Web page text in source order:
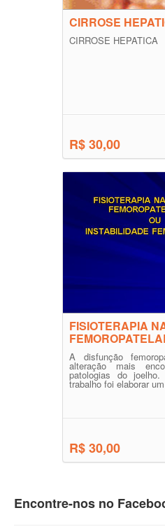
CIRROSE
CIRROSE HEPATICA
R$ 30,00
FISIOTERAPIA
A disfunção
alteração mais
patologias do
trabalho foi elaborar
R$ 30,00
Encontre-nos no